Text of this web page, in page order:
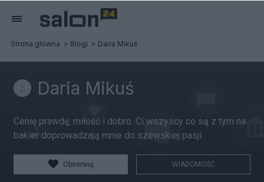
Strona główna Blogi Daria Mikuś
Daria Mikuś
Cenię prawdę, miłość i dobro. Ci wszyscy co są z tym na
bakier doprowadzają mnie do szewskiej pasji.
Obserwuj WIADOMOŚĆ